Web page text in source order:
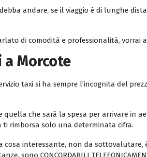
andare, se il viaggio è di lunghe
di comodità e professionalità, vorrai
a Morcote
taxi si ha sempre l’incognita del
quella che sarà la spesa per arrivare in
ti rimborsa solo una determinata cifra.
cosa interessante, non da sottovalutare,
sono CONCORDABILI